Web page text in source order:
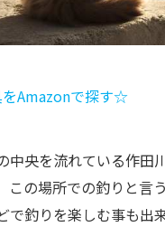
をAmazonで探す☆
中央を流れている作田
この場所での釣りと言
で釣りを楽しむ事も出